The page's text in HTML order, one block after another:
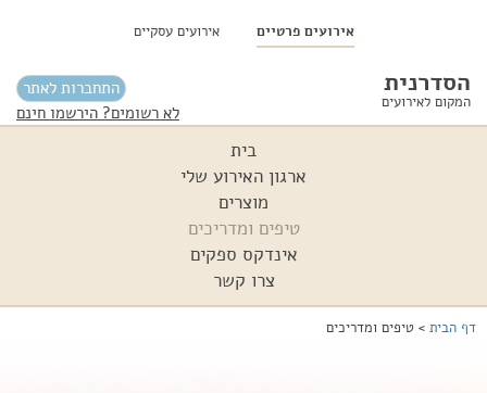
אירועים פרטיים אירועים עסקיים
הסדרנית
המקום לאירועים
התחברות לאתר
לא רשומים? הירשמו חינם
בית
ארגון האירוע שלי
מוצרים
טיפים ומדריכים
אינדקס ספקים
צרו קשר
דף הבית > טיפים ומדריכים